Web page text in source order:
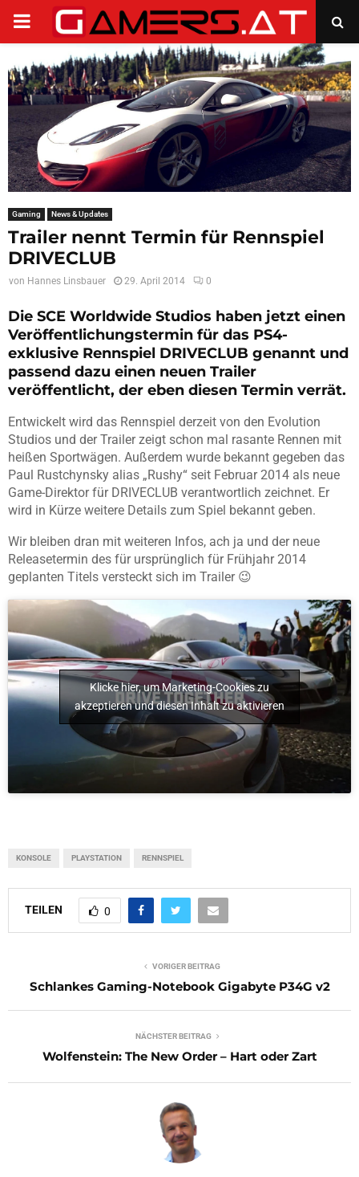
PRIMARY
MENU
Gaming News & Updates
Trailer nennt Termin für Rennspiel
DRIVECLUB
von Hannes Linsbauer 29. April 2014 0
Die SCE Worldwide Studios haben jetzt einen
Veröffentlichungstermin für das PS4-
exklusive Rennspiel DRIVECLUB genannt und
passend dazu einen neuen Trailer
veröffentlicht, der eben diesen Termin verrät.
Entwickelt wird das Rennspiel derzeit von den Evolution
Studios und der Trailer zeigt schon mal rasante Rennen mit
heißen Sportwägen. Außerdem wurde bekannt gegeben das
Paul Rustchynsky alias „Rushy“ seit Februar 2014 als neue
Game-Direktor für DRIVECLUB verantwortlich zeichnet. Er
wird in Kürze weitere Details zum Spiel bekannt geben.
Wir bleiben dran mit weiteren Infos, ach ja und der neue
Releasetermin des für ursprünglich für Frühjahr 2014
geplanten Titels versteckt sich im Trailer 😉
Klicke hier, um Marketing-Cookies zu
akzeptieren und diesen Inhalt zu aktivieren
KONSOLE PLAYSTATION RENNSPIEL
TEILEN 0
VORIGER BEITRAG
Schlankes Gaming-Notebook Gigabyte P34G v2
NÄCHSTER BEITRAG
Wolfenstein: The New Order – Hart oder Zart